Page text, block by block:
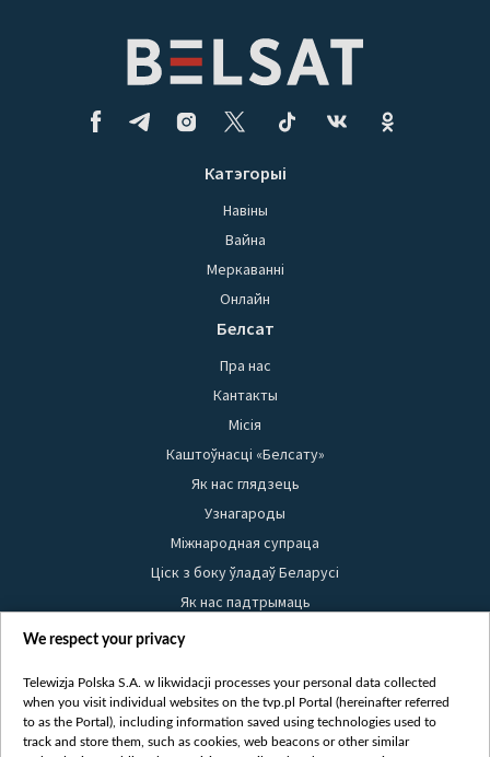
Катэгорыі
Навіны
Вайна
Меркаванні
Онлайн
Белсат
Пра нас
Кантакты
Місія
Каштоўнасці «Белсату»
Як нас глядзець
Узнагароды
Міжнародная супраца
Ціск з боку ўладаў Беларусі
Як нас падтрымаць
Правілы выкарыстання матэрыялаў
Бяспека
Youtube
We respect your privacy
Telewizja Polska S.A. w likwidacji processes your personal data collected
when you visit individual websites on the tvp.pl Portal (hereinafter referred
to as the Portal), including information saved using technologies used to
track and store them, such as cookies, web beacons or other similar